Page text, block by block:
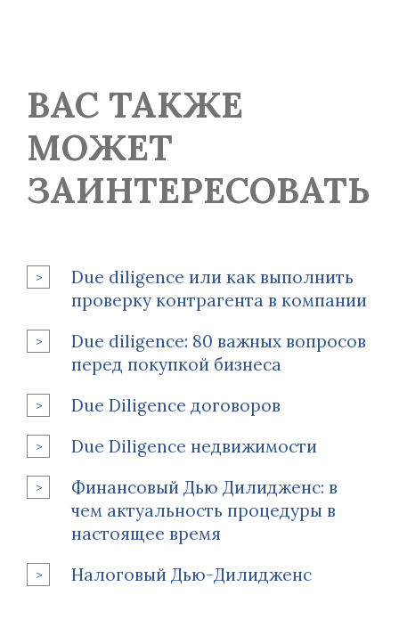
ВАС ТАКЖЕ
МОЖЕТ
ЗАИНТЕРЕСОВАТЬ
Due diligence или как выполнить
проверку контрагента в компании
Due diligence: 80 важных вопросов
перед покупкой бизнеса
Due Diligence договоров
Due Diligence недвижимости
Финансовый Дью Дилидженс: в
чем актуальность процедуры в
настоящее время
Налоговый Дью-Дилидженс